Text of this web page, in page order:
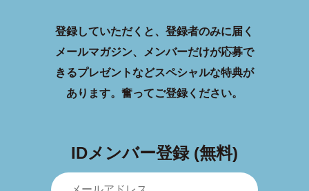
登録していただくと、登録者のみに届く
メールマガジン、メンバーだけが応募で
きるプレゼントなどスペシャルな特典が
あります。 奮ってご登録ください。
IDメンバー登録 (無料)